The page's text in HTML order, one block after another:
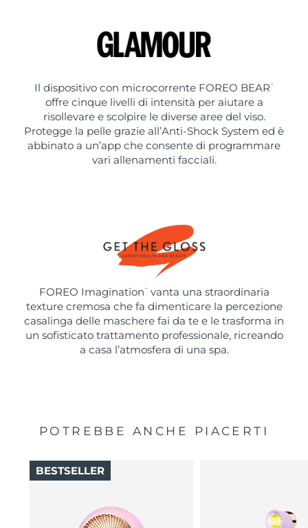
Il dispositivo con microcorrente FOREO BEAR ™
offre cinque livelli di intensità per aiutare a
risollevare e scolpire le diverse aree del viso.
Protegge la pelle grazie all’Anti-Shock System ed è
abbinato a un’app che consente di programmare
vari allenamenti facciali.
FOREO Imagination ™
vanta una straordinaria
texture cremosa che fa dimenticare la percezione
casalinga delle maschere fai da te e le trasforma in
un sofisticato trattamento professionale, ricreando
a casa l’atmosfera di una spa.
POTREBBE ANCHE PIACERTI
BESTSELLER